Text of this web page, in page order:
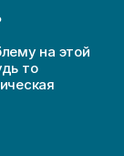
на этой
то